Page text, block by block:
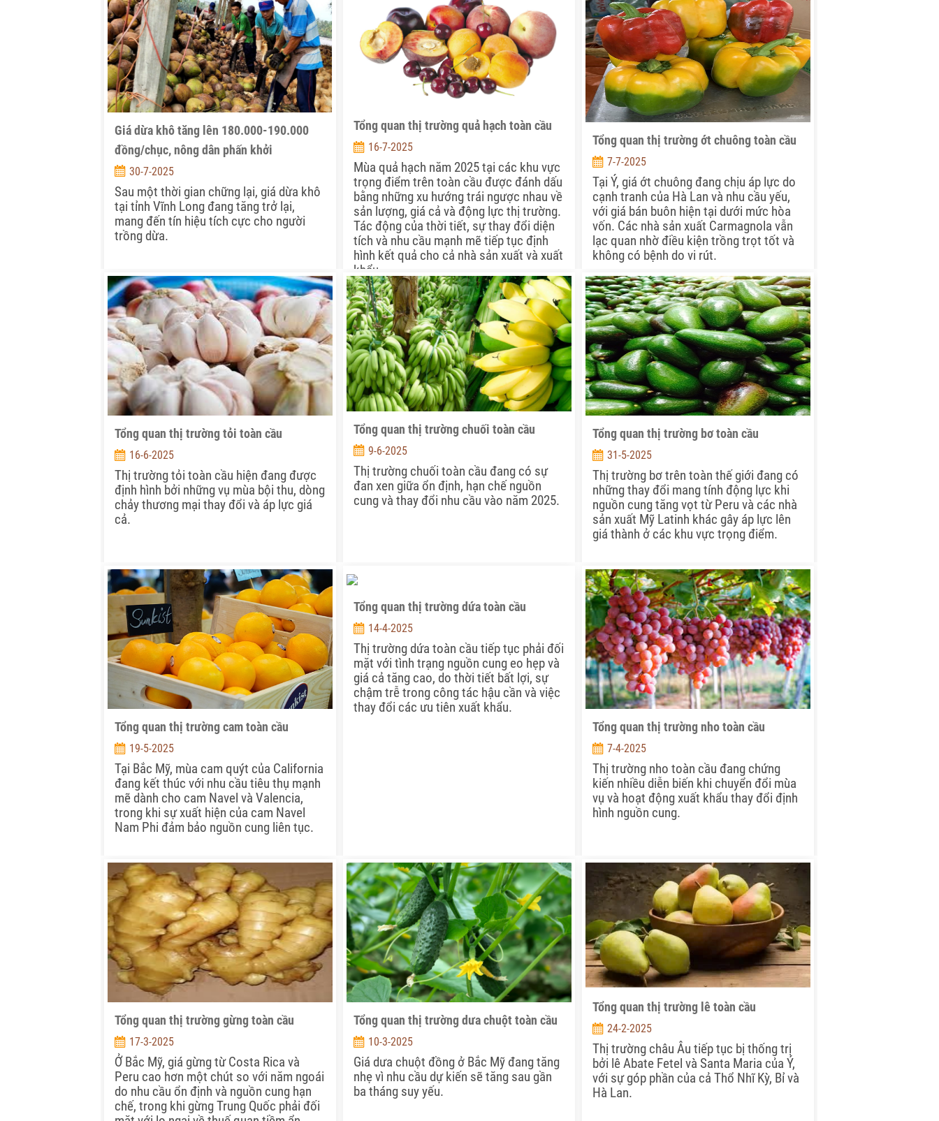
Giá dừa khô tăng lên 180.000-190.000
đồng/chục, nông dân phấn khởi
30-7-2025
Sau một thời gian chững lại, giá dừa khô
tại tỉnh Vĩnh Long đang tăng trở lại,
mang đến tín hiệu tích cực cho người
trồng dừa.
Tổng quan thị trường quả hạch toàn cầu
16-7-2025
Mùa quả hạch năm 2025 tại các khu vực
trọng điểm trên toàn cầu được đánh dấu
bằng những xu hướng trái ngược nhau về
sản lượng, giá cả và động lực thị trường.
Tác động của thời tiết, sự thay đổi diện
tích và nhu cầu mạnh mẽ tiếp tục định
hình kết quả cho cả nhà sản xuất và xuất
khẩu.
Tổng quan thị trường ớt chuông toàn cầu
7-7-2025
Tại Ý, giá ớt chuông đang chịu áp lực do
cạnh tranh của Hà Lan và nhu cầu yếu,
với giá bán buôn hiện tại dưới mức hòa
vốn. Các nhà sản xuất Carmagnola vẫn
lạc quan nhờ điều kiện trồng trọt tốt và
không có bệnh do vi rút.
Tổng quan thị trường tỏi toàn cầu
16-6-2025
Thị trường tỏi toàn cầu hiện đang được
định hình bởi những vụ mùa bội thu, dòng
chảy thương mại thay đổi và áp lực giá
cả.
Tổng quan thị trường chuối toàn cầu
9-6-2025
Thị trường chuối toàn cầu đang có sự
đan xen giữa ổn định, hạn chế nguồn
cung và thay đổi nhu cầu vào năm 2025.
Tổng quan thị trường bơ toàn cầu
31-5-2025
Thị trường bơ trên toàn thế giới đang có
những thay đổi mang tính động lực khi
nguồn cung tăng vọt từ Peru và các nhà
sản xuất Mỹ Latinh khác gây áp lực lên
giá thành ở các khu vực trọng điểm.
Tổng quan thị trường cam toàn cầu
19-5-2025
Tại Bắc Mỹ, mùa cam quýt của California
đang kết thúc với nhu cầu tiêu thụ mạnh
mẽ dành cho cam Navel và Valencia,
trong khi sự xuất hiện của cam Navel
Nam Phi đảm bảo nguồn cung liên tục.
Tổng quan thị trường dứa toàn cầu
14-4-2025
Thị trường dứa toàn cầu tiếp tục phải đối
mặt với tình trạng nguồn cung eo hẹp và
giá cả tăng cao, do thời tiết bất lợi, sự
chậm trễ trong công tác hậu cần và việc
thay đổi các ưu tiên xuất khẩu.
Tổng quan thị trường nho toàn cầu
7-4-2025
Thị trường nho toàn cầu đang chứng
kiến nhiều diễn biến khi chuyển đổi mùa
vụ và hoạt động xuất khẩu thay đổi định
hình nguồn cung.
Tổng quan thị trường gừng toàn cầu
17-3-2025
Ở Bắc Mỹ, giá gừng từ Costa Rica và
Peru cao hơn một chút so với năm ngoái
do nhu cầu ổn định và nguồn cung hạn
chế, trong khi gừng Trung Quốc phải đối
Tổng quan thị trường dưa chuột toàn cầu
10-3-2025
Giá dưa chuột đồng ở Bắc Mỹ đang tăng
nhẹ vì nhu cầu dự kiến sẽ tăng sau gần
ba tháng suy yếu.
Tổng quan thị trường lê toàn cầu
24-2-2025
Thị trường châu Âu tiếp tục bị thống trị
bởi lê Abate Fetel và Santa Maria của Ý,
với sự góp phần của cả Thổ Nhĩ Kỳ, Bỉ và
Hà Lan.